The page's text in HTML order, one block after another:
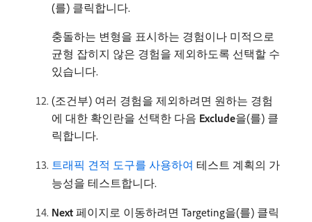
(를) 클릭합니다.
충돌하는 변형을 표시하는 경험이나 미적으로
균형 잡히지 않은 경험을 제외하도록 선택할 수
있습니다.
(조건부) 여러 경험을 제외하려면 원하는 경험
에 대한 확인란을 선택한 다음 Exclude​을(를) 클
릭합니다.
트래픽 견적 도구를 사용하여 테스트 계획의 가
능성을 테스트합니다.
Next 페이지로 이동하려면 Targeting을(를) 클릭